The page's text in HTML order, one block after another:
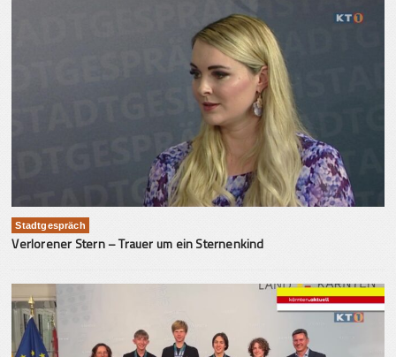
Stadtgespräch
Verlorener Stern – Trauer um ein Sternenkind